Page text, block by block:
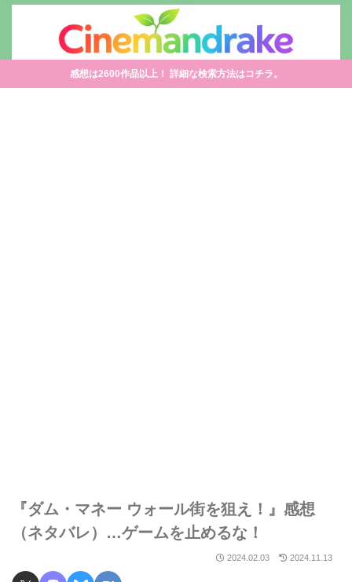
感想は2600作品以上！ 詳細な検索方法はコチラ。
『ダム・マネー ウォール街を狙え！』感想
（ネタバレ）…ゲームを止めるな！
2024.02.03 2024.11.13